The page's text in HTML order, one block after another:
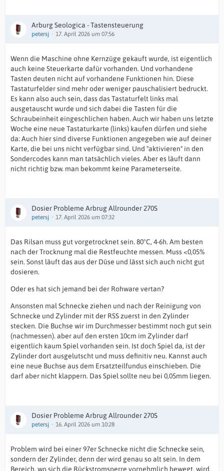
Arburg Seologica - Tastensteuerung
petersj 17. April 2026 um 07:56
Wenn die Maschine ohne Kernzüge gekauft wurde, ist eigentlich
auch keine Steuerkarte dafür vorhanden. Und vorhandene
Tasten deuten nicht auf vorhandene Funktionen hin. Diese
Tastaturfelder sind mehr oder weniger pauschalisiert bedruckt.
Es kann also auch sein, dass das Tastaturfelt links mal
ausgetauscht wurde und sich dabei die Tasten für die
Schraubeinheit eingeschlichen haben. Auch wir haben uns letzte
Woche eine neue Tastaturkarte (links) kaufen dürfen und siehe
da: Auch hier sind diverse Funktionen angegeben wie auf deiner
Karte, die bei uns nicht verfügbar sind. Und "aktivieren" in den
Sondercodes kann man tatsächlich vieles. Aber es läuft dann
nicht richtig bzw. man bekommt keine Parameterseite.
Dosier Probleme Arbrug Allrounder 270S
petersj 17. April 2026 um 07:32
Das Rilsan muss gut vorgetrocknet sein. 80°C, 4-6h. Am besten
nach der Trocknung mal die Restfeuchte messen. Muss <0,05%
sein. Sonst läuft das aus der Düse und lässt sich auch nicht gut
dosieren.
Oder es hat sich jemand bei der Rohware vertan?
Ansonsten mal Schnecke ziehen und nach der Reinigung von
Schnecke und Zylinder mit der RSS zuerst in den Zylinder
stecken. Die Buchse wir im Durchmesser bestimmt noch gut sein
(nachmessen). aber auf den ersten 10cm im Zylinder darf
eigentlich kaum Spiel vorhanden sein. Ist doch Spiel da, ist der
Zylinder dort ausgelutscht und muss definitiv neu. Kannst auch
eine neue Buchse aus dem Ersatzteilfundus einschieben. Die
darf aber nicht klappern. Das Spiel sollte neu bei 0,05mm liegen.
Dosier Probleme Arbrug Allrounder 270S
petersj 16. April 2026 um 10:28
Problem wird bei einer 97er Schnecke nicht die Schnecke sein,
sondern der Zylinder, denn der wird genau so alt sein. In dem
Bereich, wo sich die Rückstromsperre vornehmlich bewegt, wird